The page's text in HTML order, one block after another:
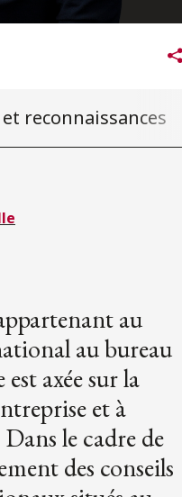
reconnaissances
au
au bureau
axée sur la
et à
le cadre de
des conseils